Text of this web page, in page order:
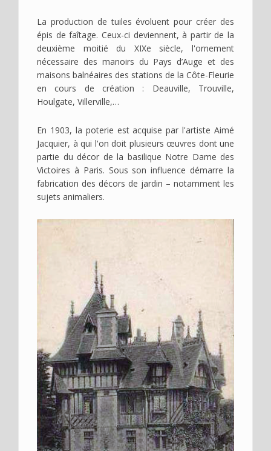
La production de tuiles évoluent pour créer des
épis de faîtage. Ceux-ci deviennent, à partir de la
deuxième moitié du XIXe siècle, l'ornement
nécessaire des manoirs du Pays d’Auge et des
maisons balnéaires des stations de la Côte-Fleurie
en cours de création : Deauville, Trouville,
Houlgate, Villerville,…
En 1903, la poterie est acquise par l'artiste Aimé
Jacquier, à qui l'on doit plusieurs œuvres dont une
partie du décor de la basilique Notre Dame des
Victoires à Paris. Sous son influence démarre la
fabrication des décors de jardin – notamment les
sujets animaliers.
Image